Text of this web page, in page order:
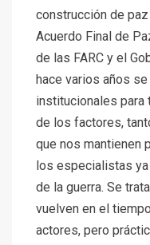
construcción de paz
Acuerdo Final de
de las FARC y el
hace varios años
institucionales para
de los factores,
que nos mantienen
los especialistas
de la guerra. Se
vuelven en el
actores, pero